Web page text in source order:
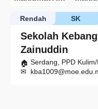
Sekolah
Zainuddin
SK
Rendah
Serdang, PPD